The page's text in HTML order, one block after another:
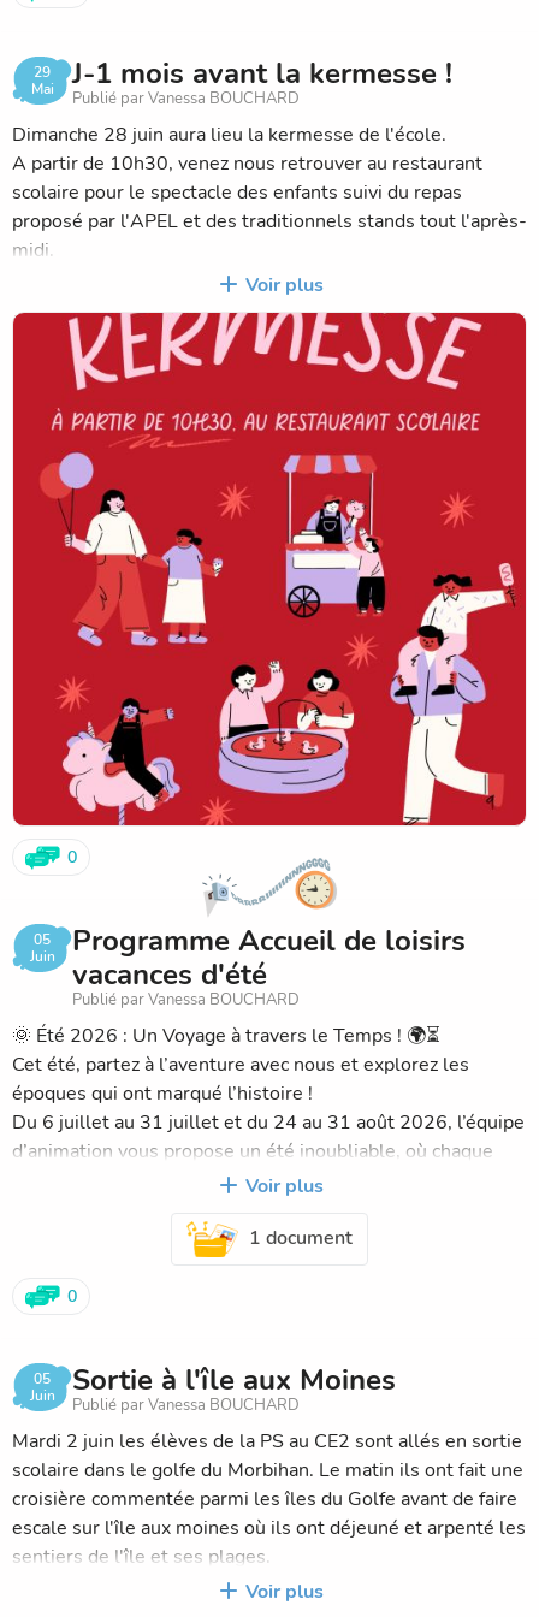
29
Mai
J-1 mois avant la kermesse !
Publié par Vanessa BOUCHARD
Dimanche 28 juin aura lieu la kermesse de l'école.
A partir de 10h30, venez nous retrouver au restaurant
scolaire pour le spectacle des enfants suivi du repas
proposé par l'APEL et des traditionnels stands tout l'après-
midi.
Un beau moment convivial en perspective pour célébrer la
fin de l'année scolaire!
Voir plus
0
05
Juin
Programme Accueil de loisirs
vacances d'été
Publié par Vanessa BOUCHARD
🌞 Été 2026 : Un Voyage à travers le Temps ! 🌍⏳
Cet été, partez à l’aventure avec nous et explorez les
époques qui ont marqué l’histoire !
Du 6 juillet au 31 juillet et du 24 au 31 août 2026, l’équipe
d’animation vous propose un été inoubliable, où chaque
semaine sera une nouvelle escapade.
🗿 Semaine 1 : Au temps de La Préhistoire
Plongez dans l’ère des dinosaures : atelier de peinture
rupestre, chasse aux fossiles, courses de dinosaures.
Rencontre des dinosaures et des hommes des cavernes
Enfilez votre armure ou votre couronne et explorez le
château de SUSCINIO de Sarzeau pour des défis royaux.
⚓ Semaine 3 : Au temps des Pirates
À l’abordage, Pirates !
Hissez les voiles et embarquez pour une géante chasse au
trésor avec les pirates des ALSH de Rieux et Allaire, une
bataille navale géante, et un atelier de fabrication d’une
Voir plus
1 document
0
05
Juin
Sortie à l'île aux Moines
Publié par Vanessa BOUCHARD
Mardi 2 juin les élèves de la PS au CE2 sont allés en sortie
scolaire dans le golfe du Morbihan. Le matin ils ont fait une
croisière commentée parmi les îles du Golfe avant de faire
escale sur l'île aux moines où ils ont déjeuné et arpenté les
sentiers de l'île et ses plages.
Les plus grands ont découvert l'histoire de l'île et ses
Voir plus